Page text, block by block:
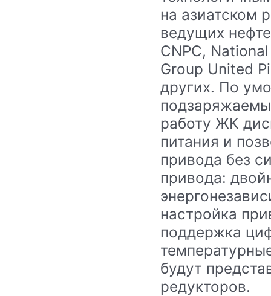
на азиатском
ведущих
CNPC,
Group United
других. По
работу ЖК
питания и
привода без
привода:
настройка
поддержка
будут
редукторов.